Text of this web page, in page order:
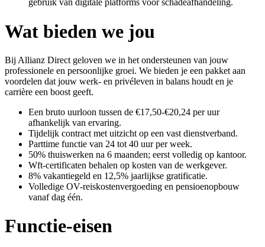
gebruik van digitale platforms voor schadeafhandeling.
Wat bieden we jou
Bij Allianz Direct geloven we in het ondersteunen van jouw
professionele en persoonlijke groei. We bieden je een pakket aan
voordelen dat jouw werk- en privéleven in balans houdt en je
carrière een boost geeft.
Een bruto uurloon tussen de €17,50-€20,24 per uur
afhankelijk van ervaring.
Tijdelijk contract met uitzicht op een vast dienstverband.
Parttime functie van 24 tot 40 uur per week.
50% thuiswerken na 6 maanden; eerst volledig op kantoor.
Wft-certificaten behalen op kosten van de werkgever.
8% vakantiegeld en 12,5% jaarlijkse gratificatie.
Volledige OV-reiskostenvergoeding en pensioenopbouw
vanaf dag één.
Functie-eisen